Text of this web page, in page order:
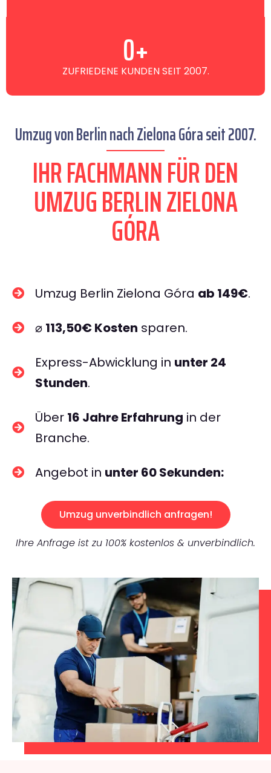
ZUFRIEDENE KUNDEN SEIT 2007.
0+
Umzug von Berlin nach Zielona Góra seit 2007.
IHR FACHMANN FÜR DEN
UMZUG BERLIN ZIELONA
GÓRA
Umzug Berlin Zielona Góra ab 149€.
⌀ 113,50€ Kosten sparen.
Express-Abwicklung in unter 24
Stunden.
Über 16 Jahre Erfahrung in der
Branche.
Angebot in unter 60 Sekunden:
Umzug unverbindlich anfragen!
Ihre Anfrage ist zu 100% kostenlos & unverbindlich.